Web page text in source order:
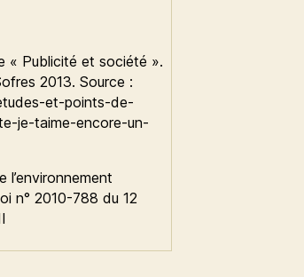
« Publicité et société ».
2013. Source :
et-points-de-
je-taime-encore-un-
n° 2010-788 du 12